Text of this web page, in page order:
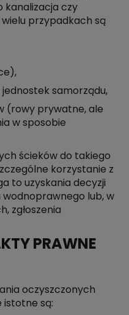
kanalizacja czy
przypadkach są
samorządu,
(rowy prywatne, ale
w sposobie
ścieków do takiego
korzystanie z
to uzyskania decyzji
lub, w
zgłoszenia
PRAWNE
oczyszczonych
istotne są: